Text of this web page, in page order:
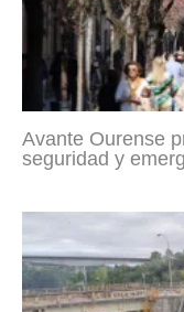
Avante Ourense
seguridad y